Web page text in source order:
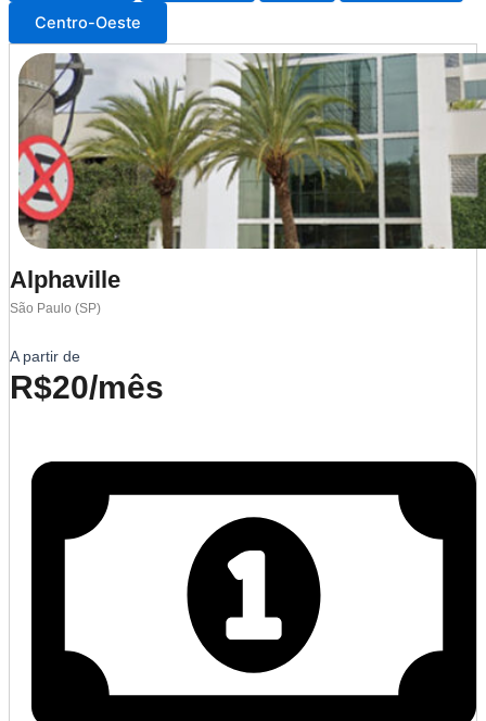
Centro-Oeste
Alphaville
São Paulo (SP)
A partir de
R$20/mês